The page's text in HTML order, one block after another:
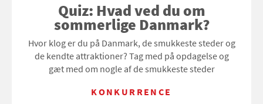
Quiz: Hvad ved du om
sommerlige Danmark?
Hvor klog er du på Danmark, de smukkeste steder og
de kendte attraktioner? Tag med på opdagelse og
gæt med om nogle af de smukkeste steder
KONKURRENCE